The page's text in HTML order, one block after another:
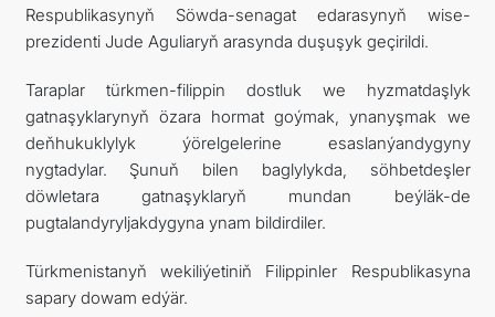
Respublikasynyň Söwda-senagat edarasynyň wise-
prezidenti Jude Aguliaryň arasynda duşuşyk geçirildi.
Taraplar türkmen-filippin dostluk we hyzmatdaşlyk
gatnaşyklarynyň özara hormat goýmak, ynanyşmak we
deňhukuklylyk ýörelgelerine esaslanýandygyny
nygtadylar. Şunuň bilen baglylykda, söhbetdeşler
döwletara gatnaşyklaryň mundan beýläk-de
pugtalandyryljakdygyna ynam bildirdiler.
Türkmenistanyň wekiliýetiniň Filippinler Respublikasyna
sapary dowam edýär.